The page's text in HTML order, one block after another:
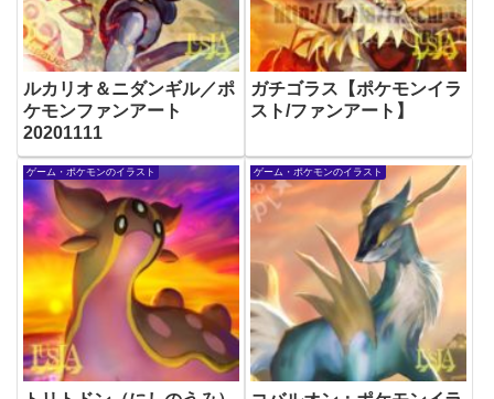
ルカリオ＆ニダンギル／ポ
ケモンファンアート
20201111
ガチゴラス【ポケモンイラ
スト/ファンアート】
ゲーム・ポケモンのイラスト ゲーム・ポケモンのイラスト